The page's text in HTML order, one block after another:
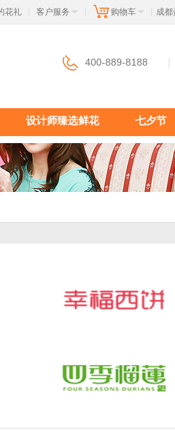
花礼 客户服务 购物车 成
400-889-8188
设计师臻选鲜花 七夕节